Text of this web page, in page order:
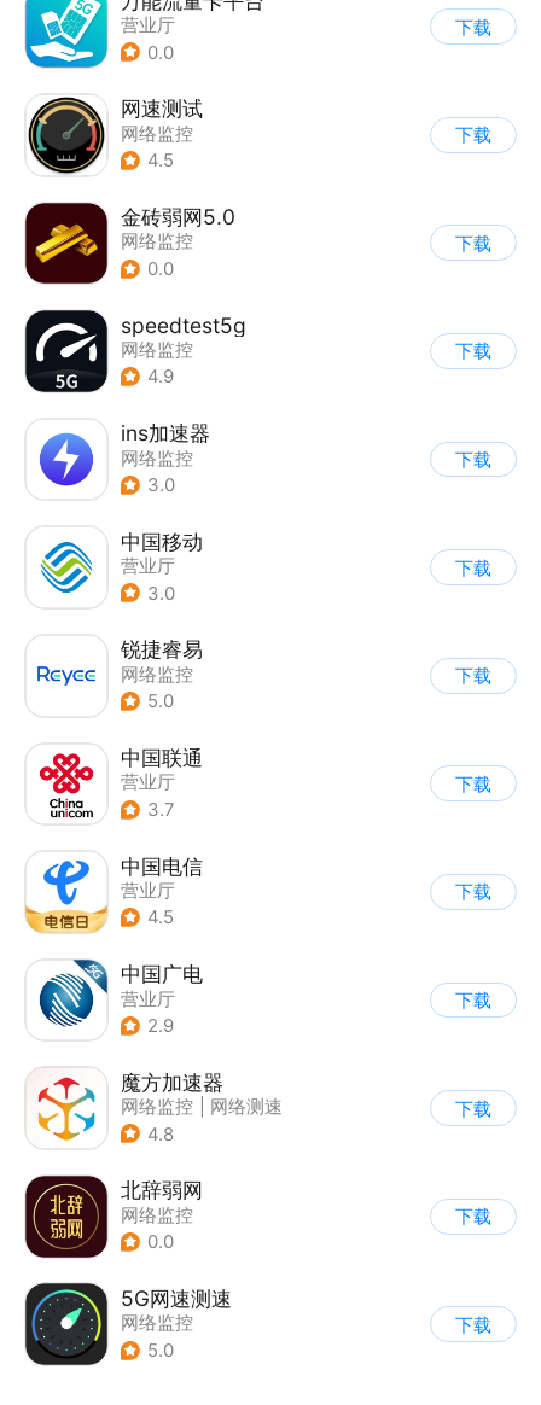
营业厅
0.0
下载
网速测试
网络监控
4.5
下载
金砖弱网5.0
网络监控
0.0
下载
speedtest5g
网络监控
4.9
下载
ins加速器
网络监控
3.0
下载
中国移动
营业厅
3.0
下载
锐捷睿易
网络监控
5.0
下载
中国联通
营业厅
3.7
下载
中国电信
营业厅
4.5
下载
中国广电
营业厅
2.9
下载
魔方加速器
网络监控
网络测速
4.8
下载
北辞弱网
网络监控
0.0
下载
5G网速测速
网络监控
5.0
下载